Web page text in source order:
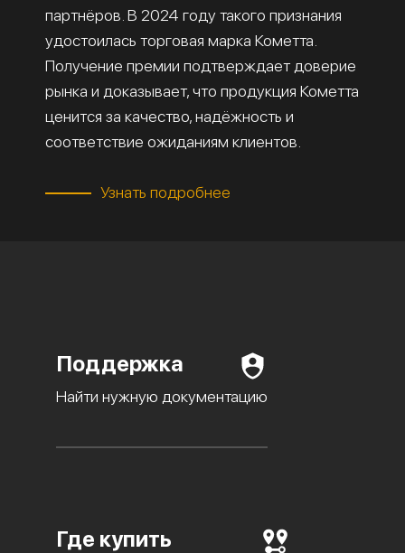
партнёров. В 2024 году такого признания
удостоилась торговая марка Кометта.
Получение премии подтверждает доверие
рынка и доказывает, что продукция Кометта
ценится за качество, надёжность и
соответствие ожиданиям клиентов.
Узнать подробнее
Поддержка
Найти нужную документацию
Где купить